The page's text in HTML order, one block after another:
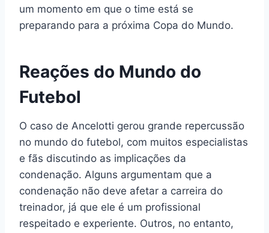
um momento em que o time está se
preparando para a próxima Copa do Mundo.
Reações do Mundo do
Futebol
O caso de Ancelotti gerou grande repercussão
no mundo do futebol, com muitos especialistas
e fãs discutindo as implicações da
condenação. Alguns argumentam que a
condenação não deve afetar a carreira do
treinador, já que ele é um profissional
respeitado e experiente. Outros, no entanto,